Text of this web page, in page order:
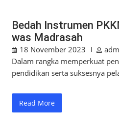
Bedah Instrumen
was Madrasah
18 November 2023
Dalam rangka memperkuat
pendidikan serta suksesnya
Read More